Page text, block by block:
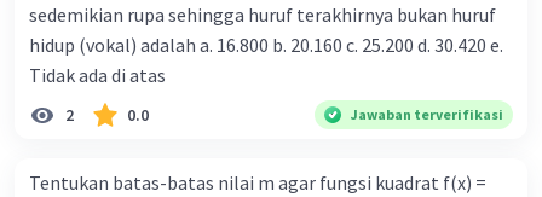
sedemikian rupa sehingga huruf terakhirnya bukan huruf
hidup (vokal) adalah a. 16.800 b. 20.160 c. 25.200 d. 30.420 e.
Tidak ada di atas
2 0.0 Jawaban terverifikasi
Tentukan batas-batas nilai m agar fungsi kuadrat f(x) =